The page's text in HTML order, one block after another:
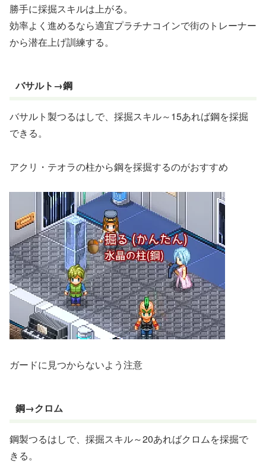
勝手に採掘スキルは上がる。
効率よく進めるなら適宜プラチナコインで街のトレーナー
から潜在上げ訓練する。
バサルト→鋼
バサルト製つるはしで、採掘スキル～15あれば鋼を採掘
できる。
アクリ・テオラの柱から鋼を採掘するのがおすすめ
ガードに見つからないよう注意
鋼→クロム
鋼製つるはしで、採掘スキル～20あればクロムを採掘で
きる。